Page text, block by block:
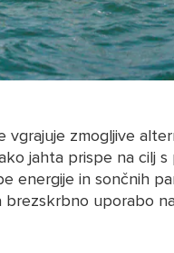
vgrajuje zmogljive
jahta prispe na cilj
energije in sončnih
brezskrbno uporabo